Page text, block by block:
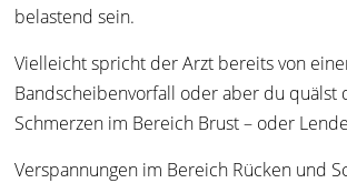
belastend sein.
Vielleicht spricht der Arzt bereits von
Bandscheibenvorfall oder aber du quälst
Schmerzen im Bereich Brust – oder
Verspannungen im Bereich Rücken und